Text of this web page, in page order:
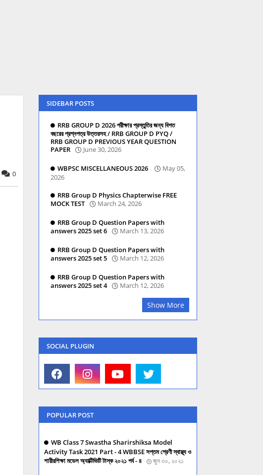
0
SIDEBAR POSTS
RRB GROUP D 2026 পরীক্ষার প্রস্তুতির জন্য বিগত
বছরের প্রশ্নপত্র উত্তরসহ / RRB GROUP D PYQ /
RRB GROUP D PREVIOUS YEAR QUESTION
PAPER
June 30, 2026
WBPSC MISCELLANEOUS 2026
May 05,
2026
RRB Group D Physics Chapterwise FREE
MOCK TEST
March 24, 2026
RRB Group D Question Papers with
answers 2025 set 6
March 13, 2026
RRB Group D Question Papers with
answers 2025 set 5
March 12, 2026
RRB Group D Question Papers with
answers 2025 set 4
March 12, 2026
Show More
SOCIAL PLUGIN
POPULAR POST
WB Class 7 Swastha Sharirshiksa Model
Activity Task 2021 Part - 4 WBBSE সপ্তম শ্রেণী স্বাস্থ্য ও
শারীরশিক্ষা মডেল অ্যাক্টিভিটি টাস্ক ২০২১ পর্ব - ৪
জুন ৩০, ২০২১